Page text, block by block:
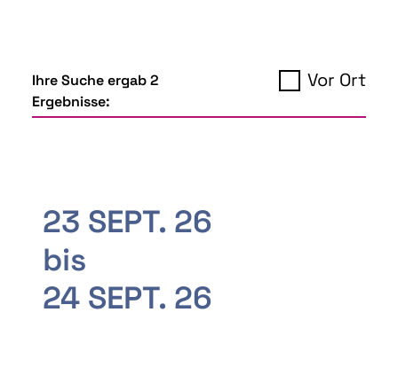
Ihre Suche ergab 2
Ergebnisse:
Vor Ort
23 SEPT. 26
bis
24 SEPT. 26